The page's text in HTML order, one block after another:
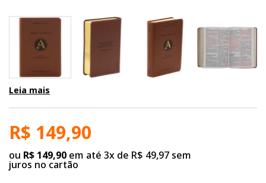
Leia mais
R$ 149,90
ou R$ 149,90 em até 3x de R$ 49,97 sem
juros no cartão